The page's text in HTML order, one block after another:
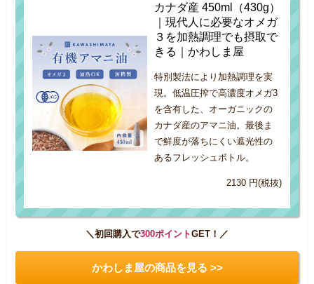
カナダ産 450ml（430g）
｜現代人に必要なオメガ
３を加熱調理でも摂取で
きる｜かわしま屋
特別製法により加熱調理を実
現。低温圧搾で高濃度オメガ3
を含有した、オーガニックの
カナダ産のアマニ油。最後ま
で鮮度が落ちにくい遮光性の
あるフレッシュボトル。
2130 円(税抜)
＼初回購入で300ポイントGET！／
かわしま屋の商品を見る >>